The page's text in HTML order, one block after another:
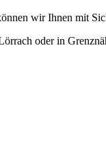
wir Ihnen mit
oder in